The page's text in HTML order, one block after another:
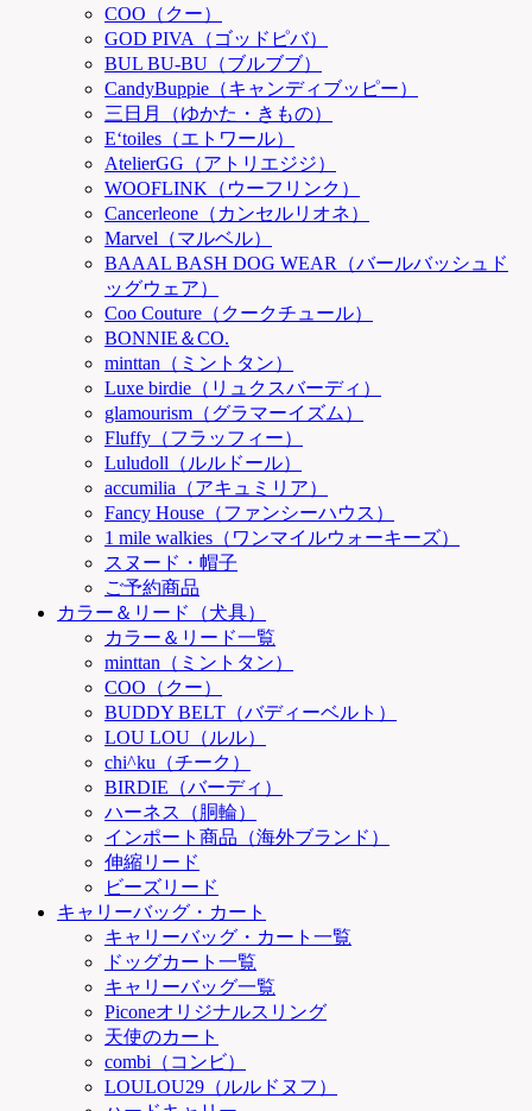
COO（クー）
GOD PIVA（ゴッドピバ）
BUL BU-BU（ブルブブ）
CandyBuppie（キャンディブッピー）
三日月（ゆかた・きもの）
E‘toiles（エトワール）
AtelierGG（アトリエジジ）
WOOFLINK（ウーフリンク）
Cancerleone（カンセルリオネ）
Marvel（マルベル）
BAAAL BASH DOG WEAR（バールバッシュド
ッグウェア）
Coo Couture（クークチュール）
BONNIE＆CO.
minttan（ミントタン）
Luxe birdie（リュクスバーディ）
glamourism（グラマーイズム）
Fluffy（フラッフィー）
Luludoll（ルルドール）
accumilia（アキュミリア）
Fancy House（ファンシーハウス）
1 mile walkies（ワンマイルウォーキーズ）
スヌード・帽子
ご予約商品
カラー＆リード（犬具）
カラー＆リード一覧
minttan（ミントタン）
COO（クー）
BUDDY BELT（バディーベルト）
LOU LOU（ルル）
chi^ku（チーク）
BIRDIE（バーディ）
ハーネス（胴輪）
インポート商品（海外ブランド）
伸縮リード
ビーズリード
キャリーバッグ・カート
キャリーバッグ・カート一覧
ドッグカート一覧
キャリーバッグ一覧
Piconeオリジナルスリング
天使のカート
combi（コンビ）
LOULOU29（ルルドヌフ）